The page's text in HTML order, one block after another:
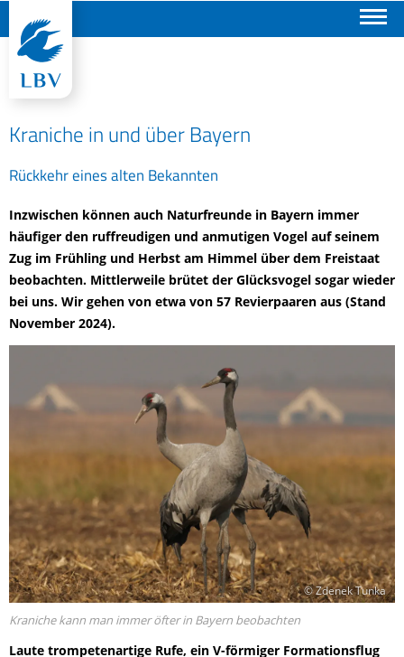
Kraniche in und über Bayern
Rückkehr eines alten Bekannten
Inzwischen können auch Naturfreunde in Bayern immer
häufiger den ruffreudigen und anmutigen Vogel auf seinem
Zug im Frühling und Herbst am Himmel über dem Freistaat
beobachten. Mittlerweile brütet der Glücksvogel sogar wieder
bei uns. Wir gehen von etwa von 57 Revierpaaren aus (Stand
November 2024).
© Zdenek Tunka
Kraniche kann man immer öfter in Bayern beobachten
Laute trompetenartige Rufe, ein V-förmiger Formationsflug